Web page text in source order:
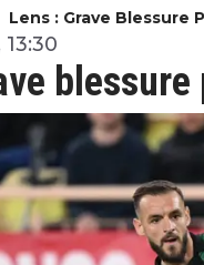
Lens : Grave Blessure
13:30